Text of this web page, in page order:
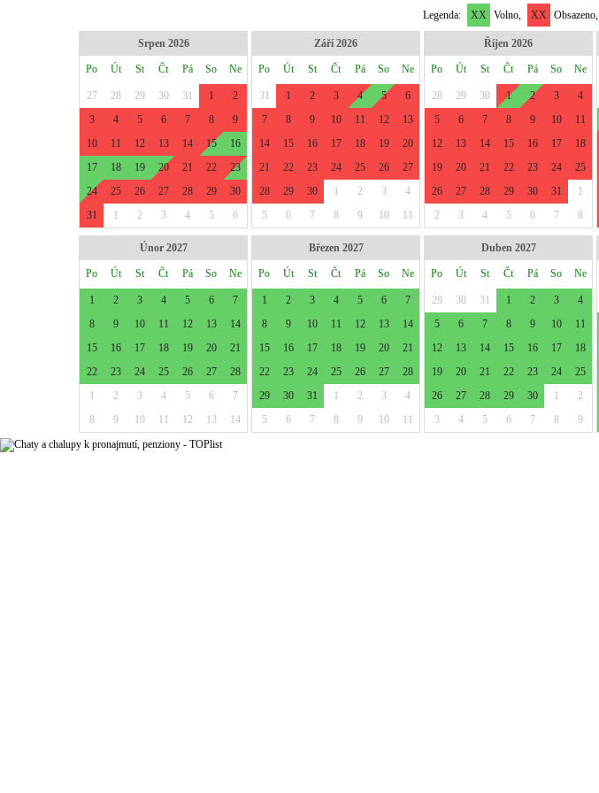
Legenda: XX Volno, XX Obsazeno,
Srpen 2026
Po Út St Čt Pá So Ne
27 28 29 30 31 1
2
3
4 5 6 7 8
9
10
11 12 13 14 15
16
17
18 19 20 21 22
23
24
25 26 27 28 29
30
31
1 2 3 4 5 6
Září 2026
Po Út St Čt Pá So Ne
31 1 2 3 4 5
6
7
8 9 10 11 12
13
14
15 16 17 18 19
20
21
22 23 24 25 26
27
28
29 30 1 2 3
4
5
6 7 8 9 10 11
Říjen 2026
Po Út St Čt Pá So Ne
28 29 30 1 2 3
4
5
6 7 8 9 10
11
12
13 14 15 16 17
18
19
20 21 22 23 24
25
26
27 28 29 30 31
1
2
3 4 5 6 7 8
Únor 2027
Po Út St Čt Pá So Ne
1 2 3 4 5 6
7
8
9 10 11 12 13
14
15
16 17 18 19 20
21
22
23 24 25 26 27
28
1
2 3 4 5 6
7
8
9 10 11 12 13 14
Březen 2027
Po Út St Čt Pá So Ne
1 2 3 4 5 6
7
8
9 10 11 12 13
14
15
16 17 18 19 20
21
22
23 24 25 26 27
28
29
30 31 1 2 3
4
5
6 7 8 9 10 11
Duben 2027
Po Út St Čt Pá So Ne
29 30 31 1 2 3
4
5
6 7 8 9 10
11
12
13 14 15 16 17
18
19
20 21 22 23 24
25
26
27 28 29 30 1
2
3
4 5 6 7 8 9